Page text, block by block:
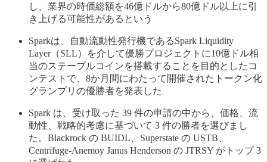
し、業界の時価総額を46億ドルから80億ドル以上に引
き上げる可能性があるという
Sparkは、自動流動性発行機であるSpark Liquidity
Layer（SLL）を介して優勝プロジェクトに10億ドル相
当のステーブルコインを搭載することを目的としたコ
ンテストで、8か月間にわたって開催されたトークン化
グランプリの優勝者を発表した
Spark は、受け取った 39 件の申請の中から、価格、流
動性、戦略的考慮に基づいて 3 件の勝者を選びまし
た。Blackrock の BUIDL、Superstate の USTB、
Centrifuge-Anemoy Janus Henderson の JTRSY がトップ 3